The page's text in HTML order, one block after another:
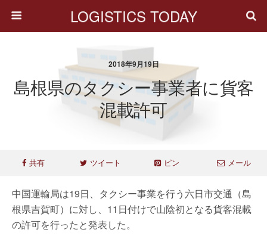
LOGISTICS TODAY
2018年9月19日
島根県のタクシー事業者に貨客
混載許可
共有 ツイート ピン メール
中国運輸局は19日、タクシー事業を行う六日市交通（島
根県吉賀町）に対し、11日付けで山陰初となる貨客混載
の許可を行ったと発表した。